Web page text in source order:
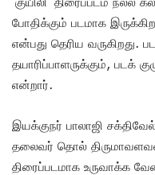
போதிக்கும் படமாக
என்பது தெரிய வருகிறது.
தயாரிப்பாளருக்கும், படக்
என்றார்.
இயக்குநர் பாலாஜி
தலைவர் தொல்
திரைப்படமாக உருவாக்க